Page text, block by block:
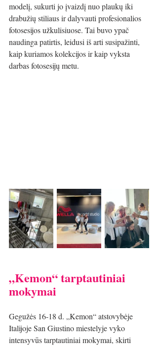
modelį, sukurti jo įvaizdį nuo plaukų iki
drabužių stiliaus ir dalyvauti profesionalios
fotosesijos užkulisiuose. Tai buvo ypač
naudinga patirtis, leidusi iš arti susipažinti,
kaip kuriamos kolekcijos ir kaip vyksta
darbas fotosesijų metu.
„Kemon“ tarptautiniai
mokymai
Gegužės 16-18 d. „Kemon“ atstovybėje
Italijoje San Giustino miestelyje vyko
intensyvūs tarptautiniai mokymai, skirti